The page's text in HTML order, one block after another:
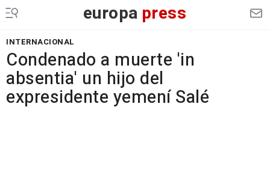
europa press
INTERNACIONAL
Condenado a muerte 'in
absentia' un hijo del
expresidente yemení Salé